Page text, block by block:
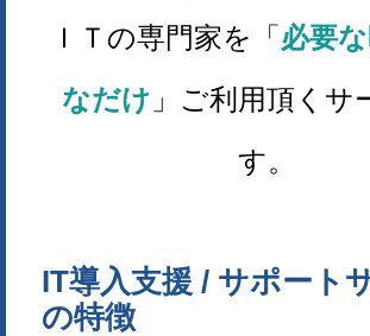
ＩＴの専門家を「 必要
なだけ 」ご利用頂くサ
す。
IT導入支援 / サポート
の特徴